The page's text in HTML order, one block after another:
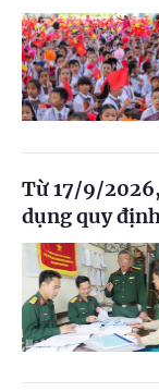
Từ 17/9/
dụng quy